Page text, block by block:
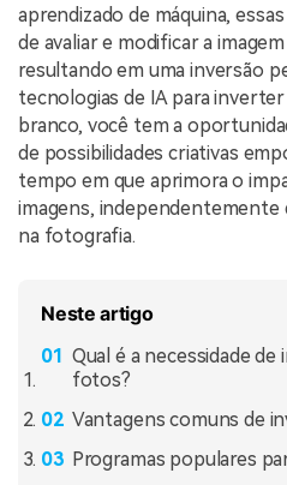
aprendizado de máquina,
de avaliar e modificar a
resultando em uma inversão
tecnologias de IA para
branco, você tem a
de possibilidades criativas
tempo em que aprimora o
imagens, independentemente
na fotografia.
Neste artigo
Qual é a necessidade
fotos?
Vantagens comuns de
Programas populares